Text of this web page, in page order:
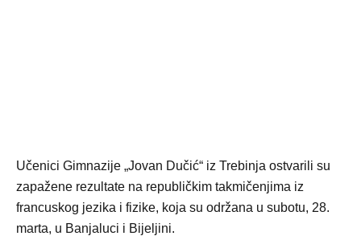
Učenici Gimnazije „Jovan Dučić“ iz Trebinja ostvarili su
zapažene rezultate na republičkim takmičenjima iz
francuskog jezika i fizike, koja su održana u subotu, 28.
marta, u Banjaluci i Bijeljini.